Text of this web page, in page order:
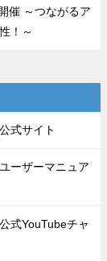
催 ～つながるア
！～
式サイト
ーザーマニュア
式YouTubeチャ